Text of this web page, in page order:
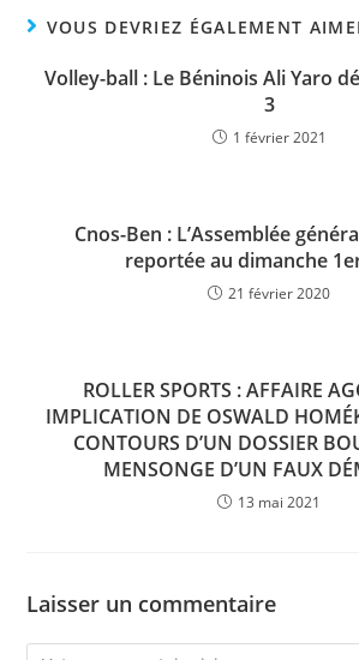
e
b
o
er s
A
y
Li
k
g
er
VOUS DEVRIEZ ÉGALEMENT
Volley-ball : Le Béninois Ali Yaro
3
1 février 2021
Cnos-Ben : L’Assemblée
reportée au dimanche
21 février 2020
ROLLER SPORTS : AFFAIRE
IMPLICATION DE OSWALD
CONTOURS D’UN DOSSIER
MENSONGE D’UN FAUX
13 mai 2021
Laisser un commentaire